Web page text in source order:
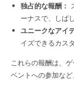
独占的な報酬：
ーナスで、しば
ユニークなアイ
イズできるカス
これらの報酬は、
ベントへの参加など